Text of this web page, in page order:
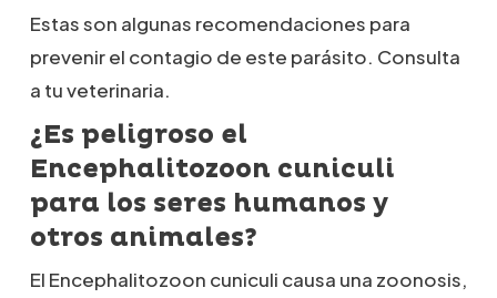
Estas son algunas recomendaciones para
prevenir el contagio de este parásito. Consulta
a tu veterinaria.
¿Es peligroso el
Encephalitozoon cuniculi
para los seres humanos y
otros animales?
El Encephalitozoon cuniculi causa una zoonosis,